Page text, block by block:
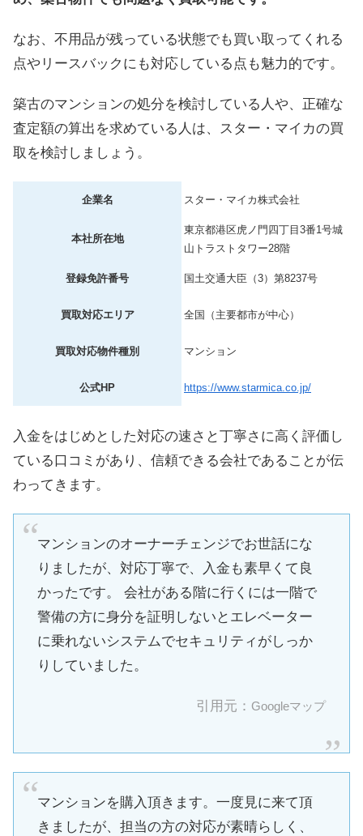
なお、不用品が残っている状態でも買い取ってくれる
点やリースバックにも対応している点も魅力的です。
築古のマンションの処分を検討している人や、正確な
査定額の算出を求めている人は、スター・マイカの買
取を検討しましょう。
企業名 スター・マイカ株式会社
本社所在地
東京都港区虎ノ門四丁目3番1号城
山トラストタワー28階
登録免許番号 国土交通大臣（3）第8237号
買取対応エリア 全国（主要都市が中心）
買取対応物件種別 マンション
公式HP https://www.starmica.co.jp/
入金をはじめとした対応の速さと丁寧さに高く評価し
ている口コミがあり、信頼できる会社であることが伝
わってきます。
マンションのオーナーチェンジでお世話にな
りましたが、対応丁寧で、入金も素早くて良
かったです。 会社がある階に行くには一階で
警備の方に身分を証明しないとエレベーター
に乗れないシステムでセキュリティがしっか
りしていました。
引用元： Googleマップ
マンションを購入頂きます。一度見に来て頂
きましたが、担当の方の対応が素晴らしく、